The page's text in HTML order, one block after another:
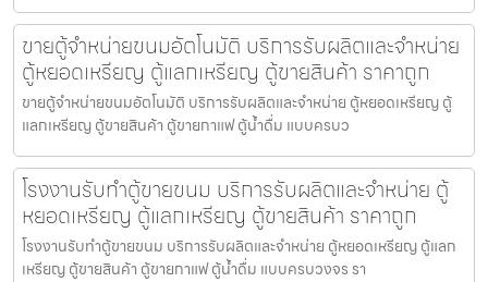
ขายตู้จำหน่ายขนม​อัตโนมัติ บริการรับผลิตและจำหน่าย
ตู้หยอดเหรียญ ตู้แลกเหรียญ ตู้ขายสินค้า ราคาถูก
ขายตู้จำหน่ายขนม​อัตโนมัติ บริการรับผลิตและจำหน่าย ตู้หยอดเหรียญ ตู้
แลกเหรียญ ตู้ขายสินค้า ตู้ขายกาแฟ ตู้น้ำดื่ม แบบครบว
โรงงานรับทำตู้ขายขนม บริการรับผลิตและจำหน่าย ตู้
หยอดเหรียญ ตู้แลกเหรียญ ตู้ขายสินค้า ราคาถูก
โรงงานรับทำตู้ขายขนม บริการรับผลิตและจำหน่าย ตู้หยอดเหรียญ ตู้แลก
เหรียญ ตู้ขายสินค้า ตู้ขายกาแฟ ตู้น้ำดื่ม แบบครบวงจร รา